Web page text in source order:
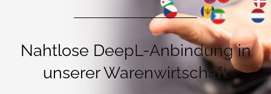
Nahtlose DeepL-Anbindung in
unserer Warenwirtschaft